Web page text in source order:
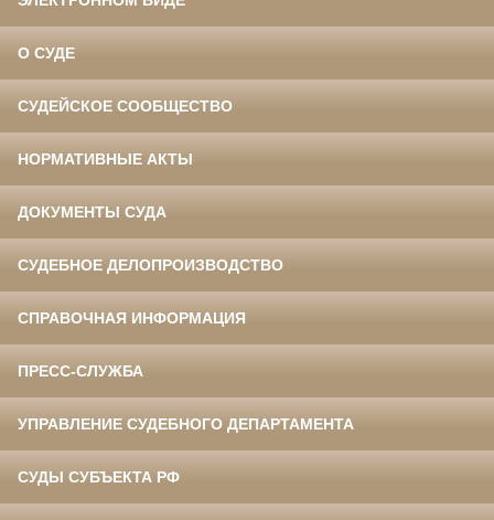
О СУДЕ
СУДЕЙСКОЕ СООБЩЕСТВО
НОРМАТИВНЫЕ АКТЫ
ДОКУМЕНТЫ СУДА
СУДЕБНОЕ ДЕЛОПРОИЗВОДСТВО
СПРАВОЧНАЯ ИНФОРМАЦИЯ
ПРЕСС-СЛУЖБА
УПРАВЛЕНИЕ СУДЕБНОГО ДЕПАРТАМЕНТА
СУДЫ СУБЪЕКТА РФ